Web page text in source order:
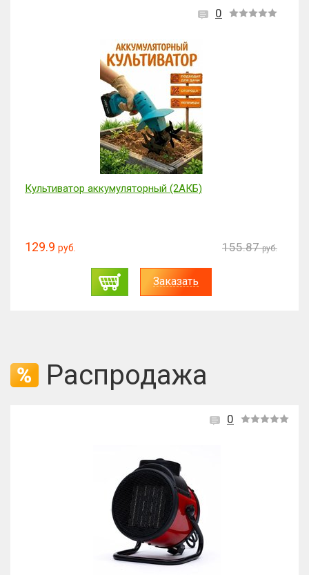
0
Музыкальная шкатулка с конфетами! С Днем
89.88 руб. 107.84 руб.
Заказать
Распродажа
0